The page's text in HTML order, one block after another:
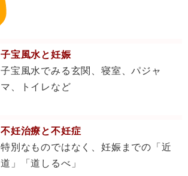
子宝風水と妊娠
子宝風水でみる玄関、寝室、パジャ
マ、トイレなど
不妊治療と不妊症
特別なものではなく、妊娠までの「近
道」「道しるべ」